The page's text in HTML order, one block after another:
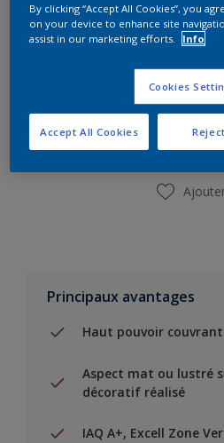
Ajouter à la
Trouver un
Principaux avantages
Haut pouvoir
Aspect mat ou lustré
décoratif réalisé
IAQ A+, Excell Zone
By clicking “Accept All Cookies”, you
on your device to enhance site
assist in our marketing efforts.
Info
Cookies
Accept All Cookies